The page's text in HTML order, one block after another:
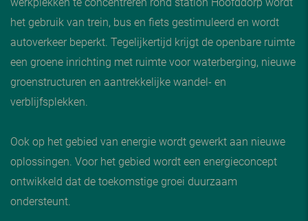
het gebruik van trein, bus en fiets gestimuleerd en wordt
autoverkeer beperkt. Tegelijkertijd krijgt de openbare ruimte
een groene inrichting met ruimte voor waterberging, nieuwe
groenstructuren en aantrekkelijke wandel- en
verblijfsplekken.
Ook op het gebied van energie wordt gewerkt aan nieuwe
oplossingen. Voor het gebied wordt een energieconcept
ontwikkeld dat de toekomstige groei duurzaam
ondersteunt.